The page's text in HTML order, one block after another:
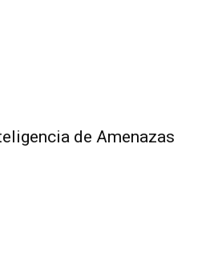
de Amenazas